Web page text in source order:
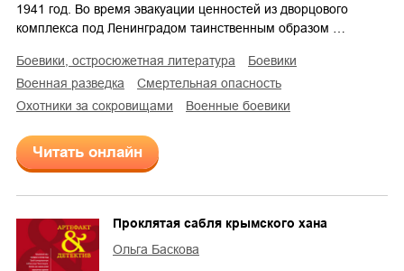
1941 год. Во время эвакуации ценностей из дворцового
комплекса под Ленинградом таинственным образом …
боевики, остросюжетная литература
боевики
военная разведка
смертельная опасность
охотники за сокровищами
военные боевики
Читать онлайн
Проклятая сабля крымского хана
Ольга Баскова